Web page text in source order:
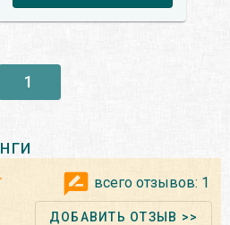
1
всего отзывов: 1
ДОБАВИТЬ ОТЗЫВ >>